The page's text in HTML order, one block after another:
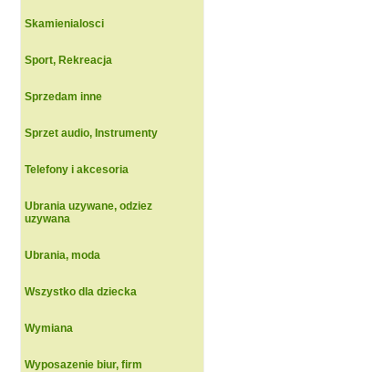
Skamienialosci
Sport, Rekreacja
Sprzedam inne
Sprzet audio, Instrumenty
Telefony i akcesoria
Ubrania uzywane, odziez
uzywana
Ubrania, moda
Wszystko dla dziecka
Wymiana
Wyposazenie biur, firm